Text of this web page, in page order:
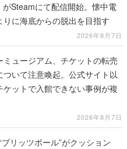
Steamにて配信開始。懐中電
りに海底からの脱出を目指す
2026年8月7日
ミュージアム、チケットの転売
ついて注意喚起。公式サイト以
ケットで入館できない事例が複
2026年8月7日
ブリッツボール”がクッション